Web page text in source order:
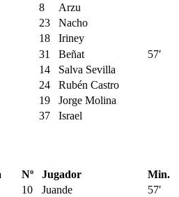
8
Arzu
23
Nacho
18
Iriney
31 Beñat
57′
14
Salva Sevilla
24
Rubén Castro
19
Jorge Molina
37 Israel
Nº Jugador Min.
10 Juande
57′